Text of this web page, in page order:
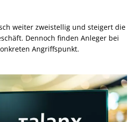
weiter zweistellig und steigert die
Dennoch finden Anleger bei
Angriffspunkt.